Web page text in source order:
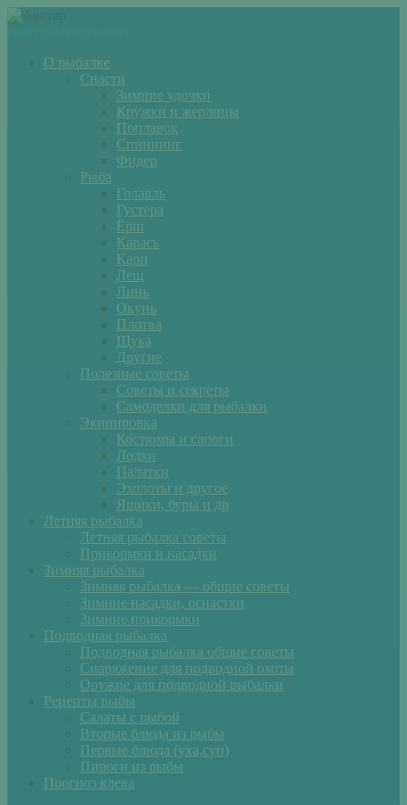
О рыбалке
Снасти
Зимние удочки
Кружки и жерлицы
Поплавок
Спиннинг
Фидер
Рыба
Голавль
Густера
Ёрш
Карась
Карп
Лещ
Линь
Окунь
Плотва
Щука
Другие
Полезные советы
Советы и секреты
Самоделки для рыбалки
Экипировка
Костюмы и сапоги
Лодки
Палатки
Эхолоты и другое
Ящики, буры и др
Летняя рыбалка
Летняя рыбалка советы
Прикормки и насадки
Зимняя рыбалка
Зимняя рыбалка — общие советы
Зимние насадки, оснастки
Зимние прикормки
Подводная рыбалка
Подводная рыбалка общие советы
Снаряжение для подводной охоты
Оружие для подводной рыбалки
Рецепты рыбы
Салаты с рыбой
Вторые блюда из рыбы
Первые блюда (уха,суп)
Пироги из рыбы
Прогноз клева